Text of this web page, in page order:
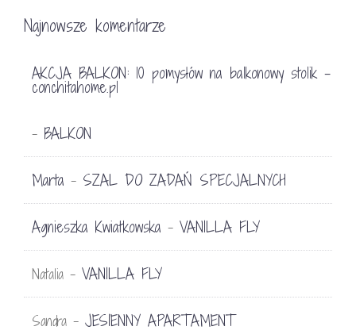
Najnowsze komentarze
AKCJA BALKON: 10 pomysłów na balkonowy stolik -
conchitahome.pl
- BALKON
Marta - SZAL DO ZADAŃ SPECJALNYCH
Agnieszka Kwiatkowska - VANILLA FLY
Natalia - VANILLA FLY
Sandra - JESIENNY APARTAMENT